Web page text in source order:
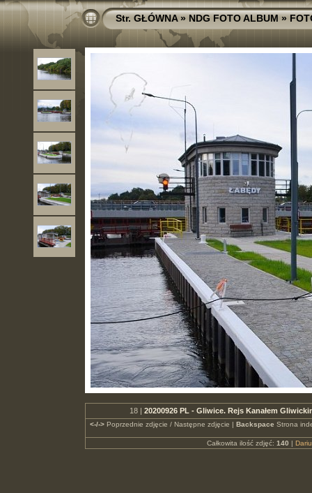
Str. GŁÓWNA»NDG FOTO ALBUM»
18 | 20200926 PL - Gliwice. Rejs Kanałem
<-/->Poprzednie zdjęcie / Następne zdjęcie | Backspace Strona
Całkowita ilość zdjęć: 140 |